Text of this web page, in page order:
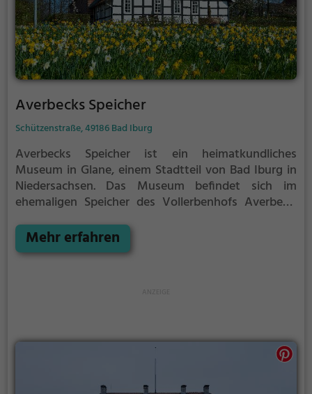
Averbecks Speicher
Schützenstraße, 49186 Bad Iburg
Averbecks Speicher ist ein heimatkundliches
Museum in Glane, einem Stadtteil von Bad Iburg in
Niedersachsen. Das Museum befindet sich im
ehemaligen Speicher des Vollerbenhofs Averbeck.
nachgewiesen, doch ist er vermutlich etwa 200
Jahre älter. Am 4. August 1994 gründete der
Heimatkunde.
Mehr erfahren